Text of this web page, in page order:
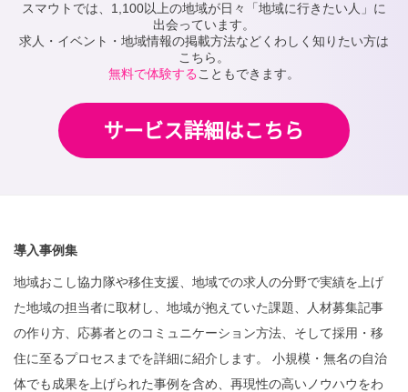
スマウトでは、1,100以上の地域が日々「地域に行きたい人」に
出会っています。
求人・イベント・地域情報の掲載方法などくわしく知りたい方は
こちら。
無料で体験する こともできます。
導入事例集
地域おこし協力隊や移住支援、地域での求人の分野で実績を上げ
た地域の担当者に取材し、地域が抱えていた課題、人材募集記事
の作り方、応募者とのコミュニケーション方法、そして採用・移
住に至るプロセスまでを詳細に紹介します。 小規模・無名の自治
体でも成果を上げられた事例を含め、再現性の高いノウハウをわ